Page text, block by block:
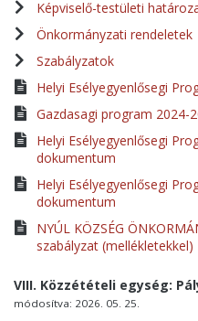
Képviselő-testületi
Önkormányzati rendeletek
Szabályzatok
Helyi Esélyegyenlősegi
Gazdasagi program 2024-
Helyi Esélyegyenlősegi
dokumentum
Helyi Esélyegyenlősegi
dokumentum
NYÚL KÖZSÉG
szabályzat (mellékletekkel)
VIII. Közzétételi egység:
módosítva: 2026. 05. 25.